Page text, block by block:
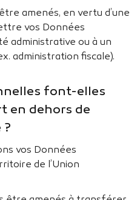
amenés, en vertu d’une
vos Données
administrative ou à un
administration fiscale).
font-elles
en dehors de
?
vos Données
de l’Union